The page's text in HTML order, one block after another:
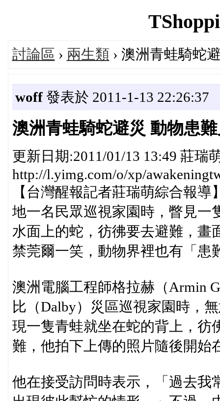
討論區 › 兩生類 › 澳洲青蛙騎蛇
woff發表於 2011-1-13 22:26:37
澳洲青蛙騎蛇避災 動物患
更新日期:2011/01/13 13:49 莊瑞
http://l.yimg.com/o/xp/
【台灣醒報記者莊瑞萌綜合報
地一名民眾巡視家園時，瞥見一
水面上的蛇，彷彿要去避難，畫
禁莞爾一笑，動物界裡也有「患
澳洲電腦工程師格拉赫（Armin
比（Dalby）災區巡視家園時，
現一隻青蛙就坐在蛇的背上，彷
難，他拍下上傳的照片隨後開始
他在接受訪問時表示，「過去我